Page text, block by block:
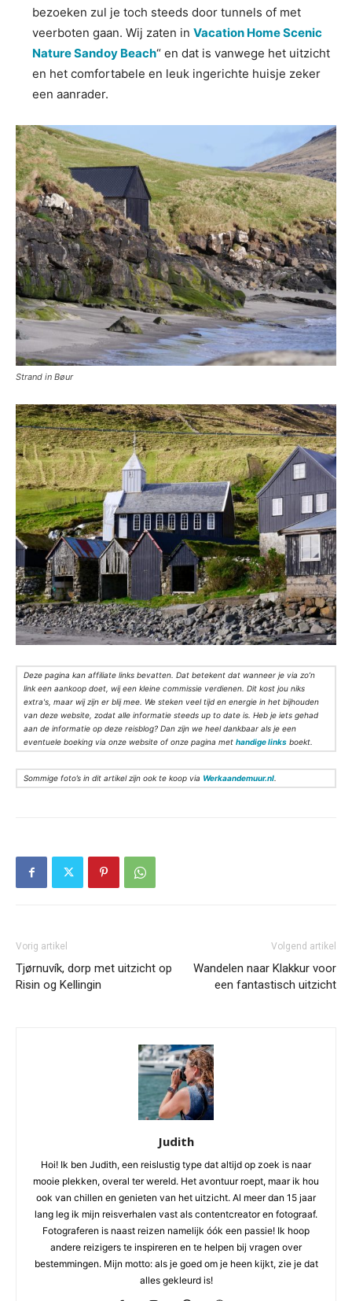
bezoeken zul je toch steeds door tunnels of met
veerboten gaan. Wij zaten in Vacation Home Scenic
Nature Sandoy Beach“ en dat is vanwege het uitzicht
en het comfortabele en leuk ingerichte huisje zeker
een aanrader.
Strand in Bøur
Deze pagina kan affiliate links bevatten. Dat betekent dat wanneer je via zo’n
link een aankoop doet, wij een kleine commissie verdienen. Dit kost jou niks
extra's, maar wij zijn er blij mee. We steken veel tijd en energie in het bijhouden
van deze website, zodat alle informatie steeds up to date is. Heb je iets gehad
aan de informatie op deze reisblog? Dan zijn we heel dankbaar als je een
eventuele boeking via onze website of onze pagina met handige links boekt.
Sommige foto’s in dit artikel zijn ook te koop via Werkaandemuur.nl
Vorig artikel
Tjørnuvík, dorp met uitzicht op
Risin og Kellingin
Volgend artikel
Wandelen naar Klakkur voor
een fantastisch uitzicht
Judith
Hoi! Ik ben Judith, een reislustig type dat altijd op zoek is naar
mooie plekken, overal ter wereld. Het avontuur roept, maar ik hou
ook van chillen en genieten van het uitzicht. Al meer dan 15 jaar
lang leg ik mijn reisverhalen vast als contentcreator en fotograaf.
Fotograferen is naast reizen namelijk óók een passie! Ik hoop
andere reizigers te inspireren en te helpen bij vragen over
bestemmingen. Mijn motto: als je goed om je heen kijkt, zie je dat
alles gekleurd is!